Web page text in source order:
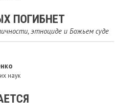
ПОГИБНЕТ
этноциде и Божьем суде
наук